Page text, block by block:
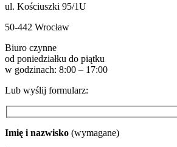
ul. Kościuszki 95/1U
50-442 Wrocław
Biuro czynne
od poniedziałku do piątku
w godzinach: 8:00 – 17:00
Lub wyślij formularz:
Imię i nazwisko (wymagane)